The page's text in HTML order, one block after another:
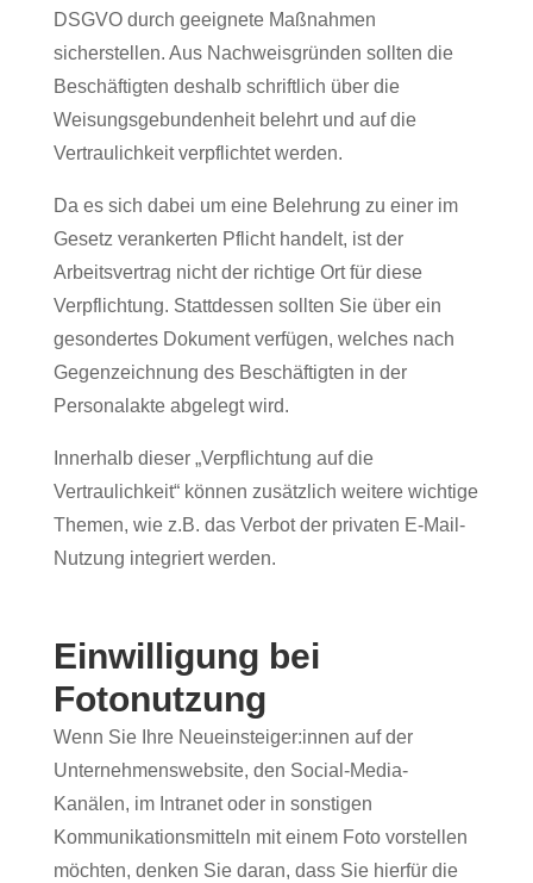
DSGVO durch geeignete Maßnahmen
sicherstellen. Aus Nachweisgründen sollten die
Beschäftigten deshalb schriftlich über die
Weisungsgebundenheit belehrt und auf die
Vertraulichkeit verpflichtet werden.
Da es sich dabei um eine Belehrung zu einer im
Gesetz verankerten Pflicht handelt, ist der
Arbeitsvertrag nicht der richtige Ort für diese
Verpflichtung. Stattdessen sollten Sie über ein
gesondertes Dokument verfügen, welches nach
Gegenzeichnung des Beschäftigten in der
Personalakte abgelegt wird.
Innerhalb dieser „Verpflichtung auf die
Vertraulichkeit“ können zusätzlich weitere wichtige
Themen, wie z.B. das Verbot der privaten E-Mail-
Nutzung integriert werden.
Einwilligung bei
Fotonutzung
Wenn Sie Ihre Neueinsteiger:innen auf der
Unternehmenswebsite, den Social-Media-
Kanälen, im Intranet oder in sonstigen
Kommunikationsmitteln mit einem Foto vorstellen
möchten, denken Sie daran, dass Sie hierfür die